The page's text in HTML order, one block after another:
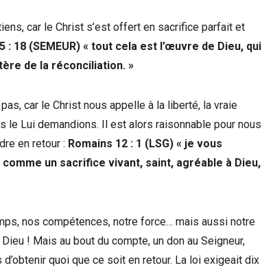
car le Christ s’est offert en sacrifice parfait et
: 18 (SEMEUR) « tout cela est l’œuvre de Dieu, qui
de la réconciliation. »
car le Christ nous appelle à la liberté, la vraie
le Lui demandions. Il est alors raisonnable pour nous
en retour : Romains 12 : 1 (LSG) « je vous
un sacrifice vivant, saint, agréable à Dieu,
nos compétences, notre force… mais aussi notre
! Mais au bout du compte, un don au Seigneur,
quoi que ce soit en retour. La loi exigeait dix